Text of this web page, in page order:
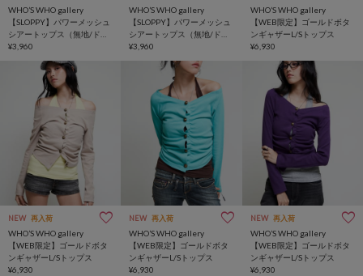
WHO’S WHO gallery
【SLOPPY】パワーメッシュ
シアートップス（無地/ドッ
ト）
¥3,960
WHO’S WHO gallery
【SLOPPY】パワーメッシュ
シアートップス（無地/ドッ
ト）
¥3,960
WHO’S WHO gallery
【WEB限定】ゴールドボタ
ンギャザーL/Sトップス
¥6,930
NEW 再入荷
WHO’S WHO gallery
【WEB限定】ゴールドボタ
ンギャザーL/Sトップス
¥6,930
NEW 再入荷
WHO’S WHO gallery
【WEB限定】ゴールドボタ
ンギャザーL/Sトップス
¥6,930
NEW 再入荷
WHO’S WHO gallery
【WEB限定】ゴールドボタ
ンギャザーL/Sトップス
¥6,930